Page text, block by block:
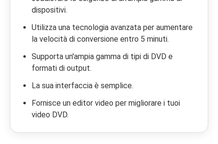
dispositivi.
Utilizza una tecnologia avanzata per aumentare
la velocità di conversione entro 5 minuti.
Supporta un'ampia gamma di tipi di DVD e
formati di output.
La sua interfaccia è semplice.
Fornisce un editor video per migliorare i tuoi
video DVD.